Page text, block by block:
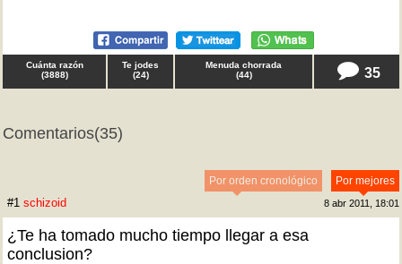
Cuánta razón
(3888)
Te jodes
(24)
Menuda chorrada
(44) 35
Comentarios(35)
Por mejores
Por orden cronológico
#1 schizoid 8 abr 2011, 18:01
¿Te ha tomado mucho tiempo llegar a esa
conclusion?